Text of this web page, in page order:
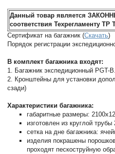
Данный товар является
соответствия Техрегламенту ТР
Сертификат на багажник (Скачать)
Порядок регистрации
В комплект багажника входят:
1. Багажник экспедиционный PGT-
2. Кронштейны для установки
сзади)
Характеристики багажника:
габаритные размеры:
изготовлен из круглой
сетка на дне багажника:
изделия покрашены
проходят пескоструйную